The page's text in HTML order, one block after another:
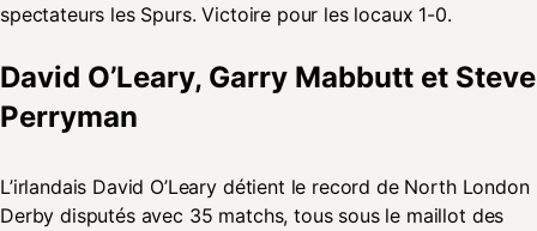
spectateurs les Spurs. Victoire pour les locaux 1-0.
David O’Leary, Garry Mabbutt et Steve
Perryman
L’irlandais David O’Leary détient le record de North London
Derby disputés avec 35 matchs, tous sous le maillot des